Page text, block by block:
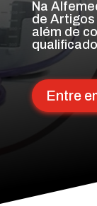
Na
de Artigos
além de
Entre